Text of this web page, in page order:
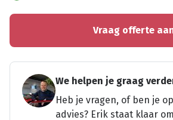
Vraag offerte
We helpen je graag
Heb je vragen, of ben je
advies? Erik staat klaar